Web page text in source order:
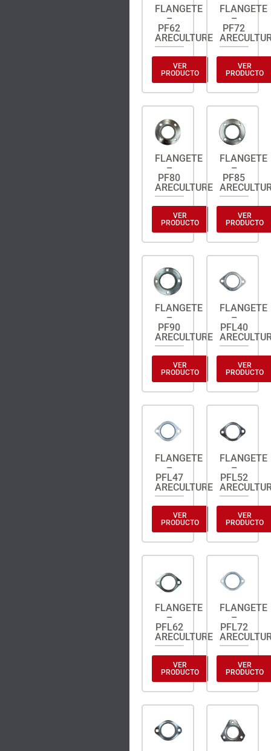
FLANGETE
–
PF62
ARECULTURE
VER
PRODUCTO
FLANGETE
–
PF72
VER
PRODUCTO
FLANGETE
–
PF80
ARECULTURE
VER
PRODUCTO
FLANGETE
–
PF85
VER
PRODUCTO
FLANGETE
–
PF90
ARECULTURE
VER
PRODUCTO
FLANGETE
–
PFL40
VER
PRODUCTO
FLANGETE
–
PFL47
ARECULTURE
VER
PRODUCTO
FLANGETE
–
PFL52
VER
PRODUCTO
FLANGETE
–
PFL62
ARECULTURE
VER
PRODUCTO
FLANGETE
–
PFL72
VER
PRODUCTO